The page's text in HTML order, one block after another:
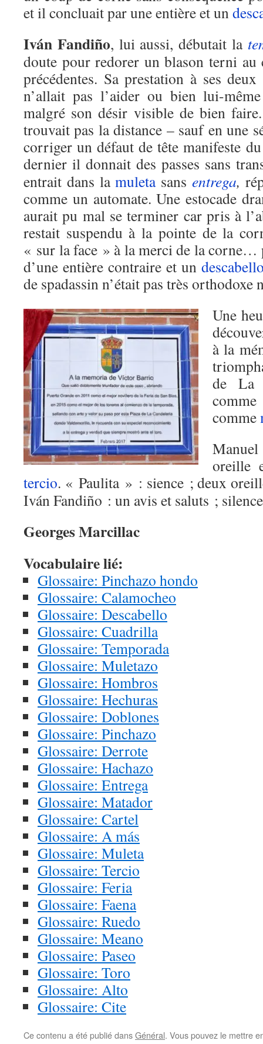
et il concluait par une entière et un
Iván Fandiño, lui aussi, débutait la
doute pour redorer un blason terni au
précédentes. Sa prestation à ses
n’allait pas l’aider ou bien lui-
malgré son désir visible de bien
trouvait pas la distance – sauf en une
corriger un défaut de tête manifeste
dernier il donnait des passes sans
entrait dans lamuletasans entrega,
comme un automate. Une estocade
aurait pu mal se terminer car pris à
restait suspendu à la pointe de la
« sur la face » à la merci de la
d’une entière contraire et un
de spadassin n’était pas très orthodoxe
Une
à la
de La
comme
oreille
tercio. « Paulita » : sience ; deux
Iván Fandiño : un avis et saluts ;
Georges Marcillac
Vocabulaire lié:
Glossaire: Pinchazo hondo
Glossaire: Calamocheo
Glossaire: Descabello
Glossaire: Cuadrilla
Glossaire: Temporada
Glossaire: Muletazo
Glossaire: Hombros
Glossaire: Hechuras
Glossaire: Doblones
Glossaire: Pinchazo
Glossaire: Derrote
Glossaire: Hachazo
Glossaire: Entrega
Glossaire: Matador
Glossaire: Cartel
Glossaire: A más
Glossaire: Muleta
Glossaire: Tercio
Glossaire: Feria
Glossaire: Faena
Glossaire: Ruedo
Glossaire: Meano
Glossaire: Paseo
Glossaire: Toro
Glossaire: Alto
Glossaire: Cite
Ce contenu a été publié dansGénéral. Vous pouvez le mettre